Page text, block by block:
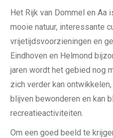
Het Rijk van Dommel en Aa
mooie natuur, interessante
vrijetijdsvoorzieningen en
Eindhoven en Helmond
jaren wordt het gebied nog
zich verder kan
blijven bewonderen en kan
recreatieactiviteiten.
Om een goed beeld te